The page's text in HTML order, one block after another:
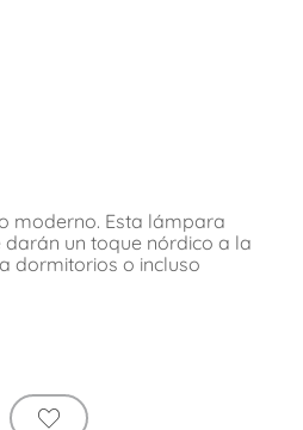
moderno. Esta lámpara
un toque nórdico a la
dormitorios o incluso